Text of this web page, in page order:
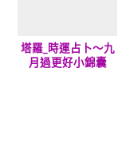
塔羅_時運占卜～九
月過更好小錦囊